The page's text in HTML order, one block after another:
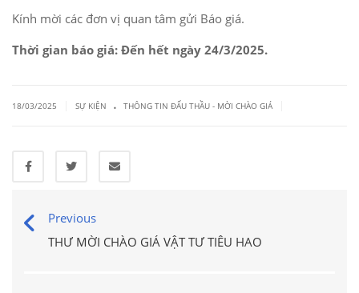
Kính mời các đơn vị quan tâm gửi Báo giá.
Thời gian báo giá: Đến hết ngày 24/3/2025.
18/03/2025 SỰ KIỆN . THÔNG TIN ĐẤU THẦU - MỜI CHÀO GIÁ
Previous
THƯ MỜI CHÀO GIÁ VẬT TƯ TIÊU HAO